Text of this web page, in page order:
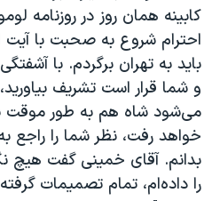
کابینه همان روز در روزنامه
احترام شروع به صحبت با آیت
باید به تهران برگردم. با
و شما قرار است تشریف
می‌شود شاه هم به طور موقت
خواهد رفت، نظر شما را
بدانم. آقای خمینی گفت هیچ
را داده‌ام، تمام تصمیمات